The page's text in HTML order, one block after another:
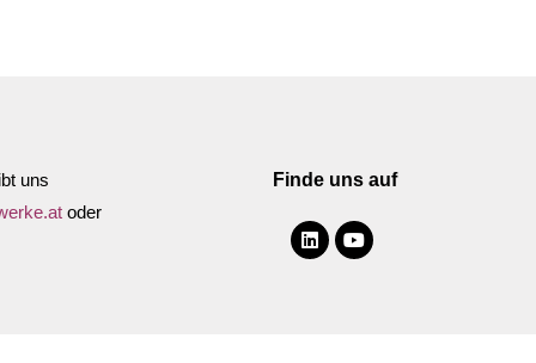
uns
oder
Finde uns auf